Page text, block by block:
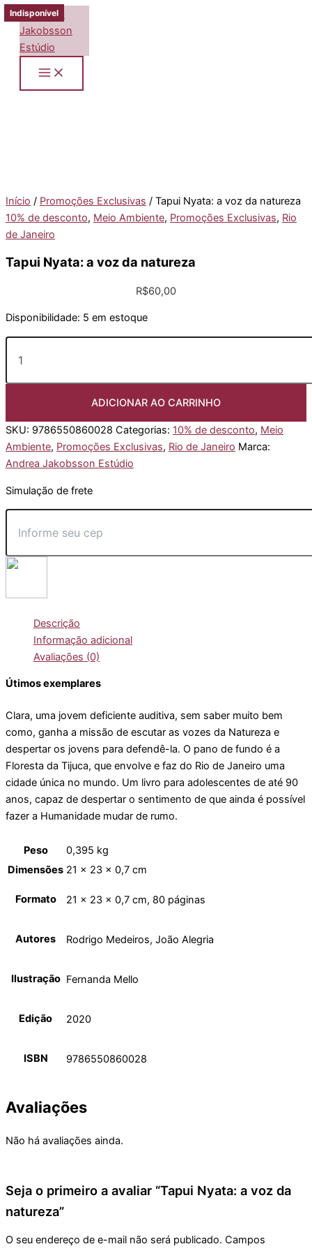
Ir
para
Início / Promoções Exclusivas / Tapui Nyata: a voz da natureza
10% de desconto, Meio Ambiente, Promoções Exclusivas, Rio
de Janeiro
Tapui Nyata: a voz da natureza
R$60,00
Disponibilidade: 5 em estoque
Tapui
Nyata:
voz
quantidade
ADICIONAR AO CARRINHO
SKU: 9786550860028 Categorias: 10% de desconto, Meio
Ambiente, Promoções Exclusivas, Rio de Janeiro Marca:
Andrea Jakobsson Estúdio
Simulação de frete
Descrição
Informação adicional
Avaliações (0)
Útimos exemplares
Clara, uma jovem deficiente auditiva, sem saber muito bem
como, ganha a missão de escutar as vozes da Natureza e
despertar os jovens para defendê-la. O pano de fundo é a
Floresta da Tijuca, que envolve e faz do Rio de Janeiro uma
cidade única no mundo. Um livro para adolescentes de até 90
anos, capaz de despertar o sentimento de que ainda é possível
fazer a Humanidade mudar de rumo.
Peso
0,395 kg
Dimensões 21 × 23 × 0,7 cm
Formato 21 x 23 x 0,7 cm, 80 páginas
Autores Rodrigo Medeiros, João Alegria
Ilustração Fernanda Mello
Edição 2020
ISBN 9786550860028
Avaliações
Não há avaliações ainda.
Seja o primeiro a avaliar “Tapui Nyata: a voz da
natureza”
O seu endereço de e-mail não será publicado. Campos
Indisponível
Indisponível
Indisponível